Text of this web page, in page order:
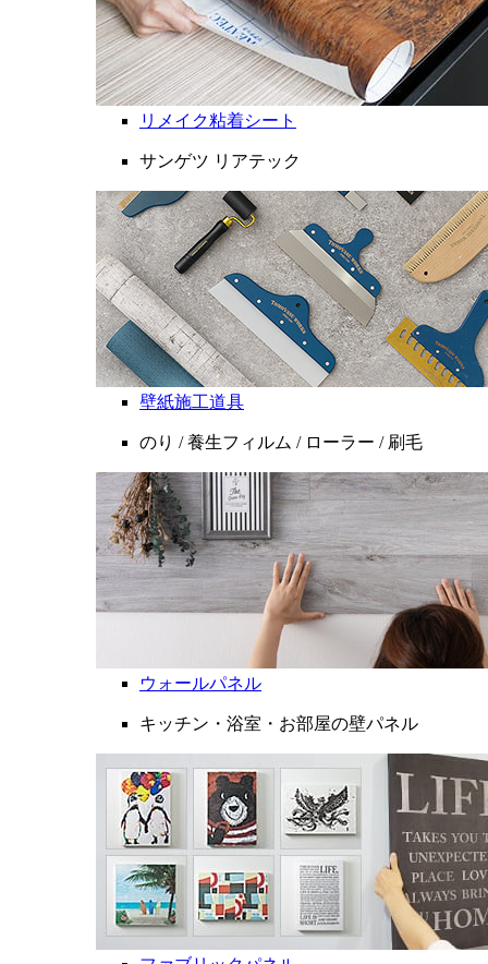
リメイク粘着シート
サンゲツ リアテック
壁紙施工道具
のり / 養生フィルム / ローラー / 刷毛
ウォールパネル
キッチン・浴室・お部屋の壁パネル